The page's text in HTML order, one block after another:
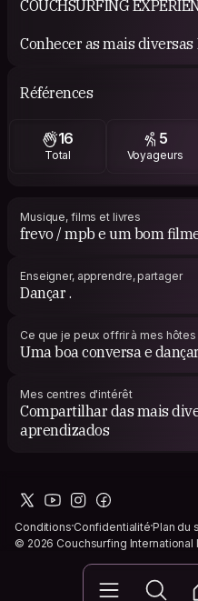
COUCHSURFING
Conhecer as mais
Références
16
Total
5
Voyageurs
Musique, films et livres
frevo / mpb e um bom
Enseigner, apprendre, partager
Dançar .
Ce que je peux offrir à mes hôtes
Uma boa conversa e dançar
Mes centres d'intérêt
Compartilhar das mais
aprendizados
ConditionsConfidentialitéPlan du
© 2026 Couchsurfing International